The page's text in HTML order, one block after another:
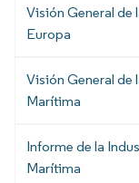
Visión General de
Europa
Visión General de
Marítima
Informe de la
Marítima